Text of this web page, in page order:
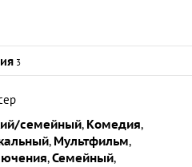
3
семейный, Комедия,
, Мультфильм,
,Семейный,